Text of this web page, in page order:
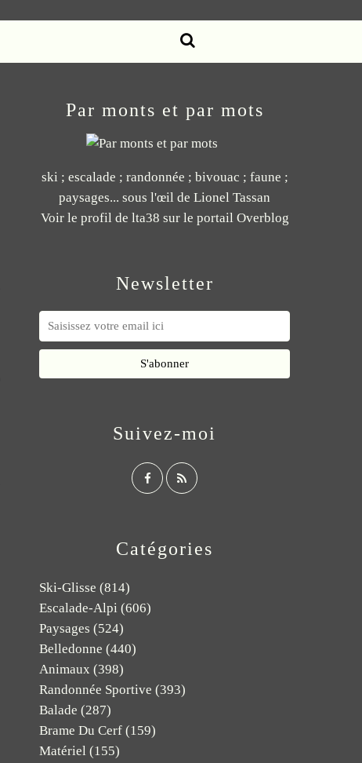
Newsletter
Catégories
Ski-Glisse (814)
Escalade-Alpi (606)
Paysages (524)
Belledonne (440)
Animaux (398)
Randonnée Sportive (393)
Balade (287)
Brame Du Cerf (159)
Matériel (155)
Par monts et par mots
ski ; escalade ; randonnée ; bivouac ; faune ;
paysages... sous l'œil de Lionel Tassan
Voir le profil de lta38 sur le portail Overblog
Suivez-moi